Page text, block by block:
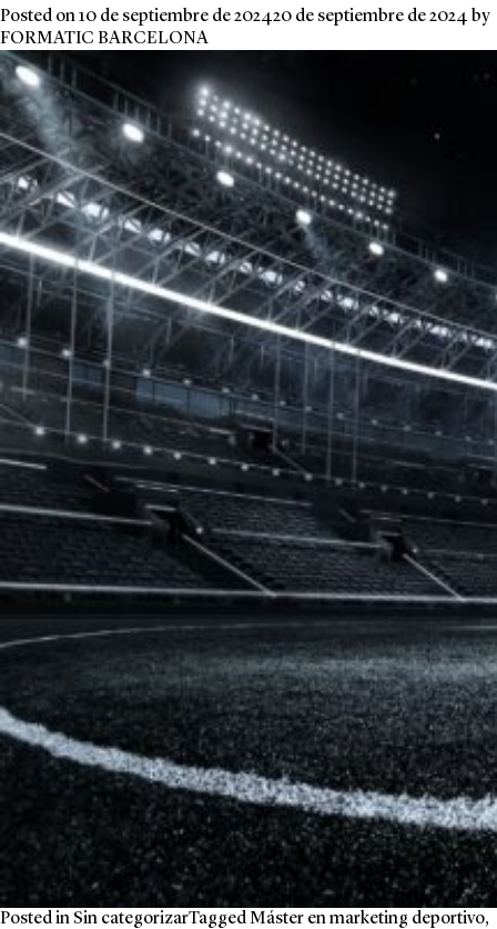
Posted on10 de septiembre de 202420 de septiembre de 2024 by
FORMATIC BARCELONA
Posted in Sin categorizarTaggedMáster en marketing deportivo,